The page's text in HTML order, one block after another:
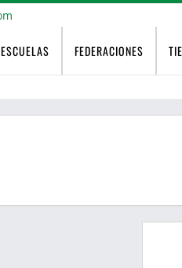
ESCUELAS FEDERACIONES